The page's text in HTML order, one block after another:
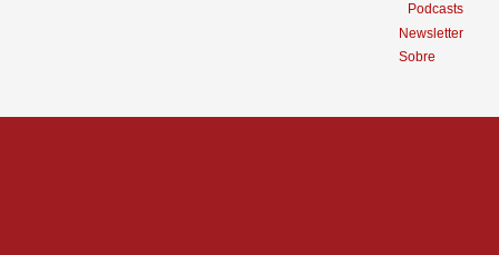
Podcasts
Newsletter
Sobre